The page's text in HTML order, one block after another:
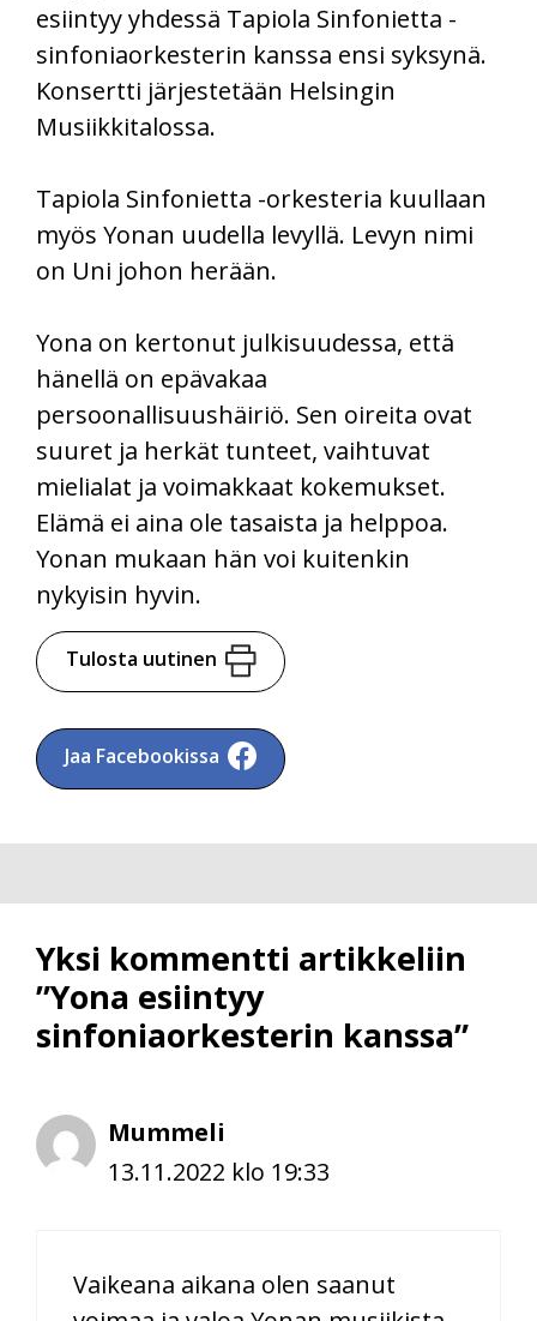
esiintyy yhdessä Tapiola Sinfonietta -
sinfoniaorkesterin kanssa ensi syksynä.
Konsertti järjestetään Helsingin
Musiikkitalossa.
Tapiola Sinfonietta -orkesteria kuullaan
myös Yonan uudella levyllä. Levyn nimi
on Uni johon herään.
Yona on kertonut julkisuudessa, että
hänellä on epävakaa
persoonallisuushäiriö. Sen oireita ovat
suuret ja herkät tunteet, vaihtuvat
mielialat ja voimakkaat kokemukset.
Elämä ei aina ole tasaista ja helppoa.
Yonan mukaan hän voi kuitenkin
nykyisin hyvin.
Tulosta uutinen
Jaa Facebookissa
Yksi kommentti artikkeliin
”Yona esiintyy
sinfoniaorkesterin kanssa”
Mummeli
13.11.2022 klo 19:33
Vaikeana aikana olen saanut